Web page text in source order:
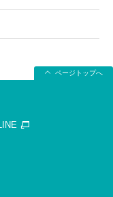
ページトップへ
LINE